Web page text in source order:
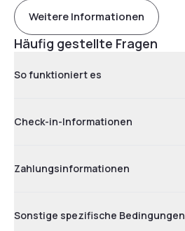
Weitere Informationen
Häufig gestellte Fragen
So funktioniert es
Check-in-Informationen
Zahlungsinformationen
Sonstige spezifische Bedingungen